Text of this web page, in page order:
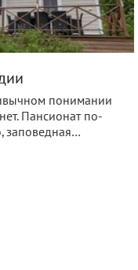
понимании
Пансионат по-
заповедная…